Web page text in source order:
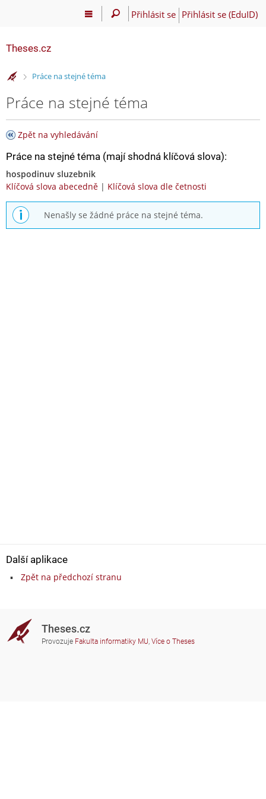
Přihlásit se Přihlásit se (EduID)
Theses.cz
>Práce na stejné téma
Práce na stejné téma
Zpět na vyhledávání
Práce na stejné téma (mají shodná klíčová slova):
hospodinuv sluzebnik
Klíčová slova abecedně | Klíčová slova dle četnosti
Nenašly se žádné práce na stejné téma.
Další aplikace
Zpět na předchozí stranu
Theses.cz
Provozuje Fakulta informatiky MU, Více o Theses